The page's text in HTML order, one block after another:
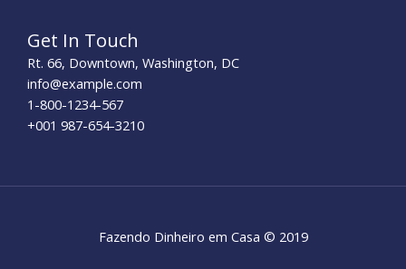
Get In Touch
Rt. 66, Downtown, Washington, DC
info@example.com​
1-800-1234-567
+001 987-654-3210
Fazendo Dinheiro em Casa © 2019